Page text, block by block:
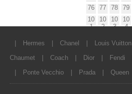
76
77 78 79
10
1
10
2
10
3
10
4
Hermes Chanel Louis Vuitton
Chaumet
Coach Dior Fendi
Ponte Vecchio Prada Queen